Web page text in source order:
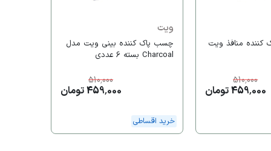
منافذ ویت
510,000
459,000 تومان
ویت
چسب‌ پاک کننده بینی ویت مدل
Charcoal بسته 6 عددی
510,000
459,000 تومان
خرید اقساطی